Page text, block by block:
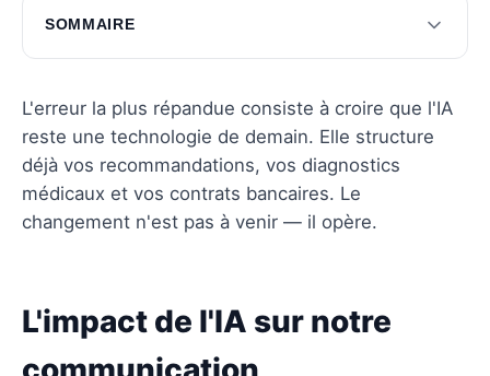
SOMMAIRE
L'impact de l'IA sur notre communication
Les nouvelles dynamiques de consommation
Questions fréquentes
L'erreur la plus répandue consiste à croire que l'IA
reste une technologie de demain. Elle structure
déjà vos recommandations, vos diagnostics
médicaux et vos contrats bancaires. Le
changement n'est pas à venir — il opère.
L'impact de l'IA sur notre